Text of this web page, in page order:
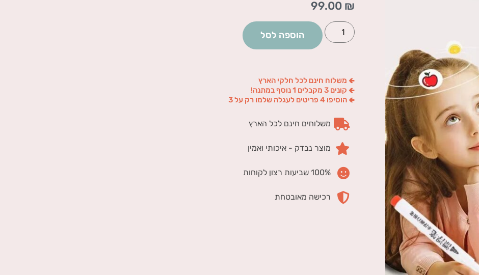
99.00 ₪
הוספה לסל
🢀 משלוח חינם לכל חלקי הארץ
🢀 קונים 3 מקבלים 1 נוסף במתנה!
🢀 הוסיפו 4 פריטים לעגלה שלמו רק על 3
משלוחים חינם לכל הארץ
מוצר נבדק - איכותי ואמין
100% שביעות רצון לקוחות
רכישה מאובטחת